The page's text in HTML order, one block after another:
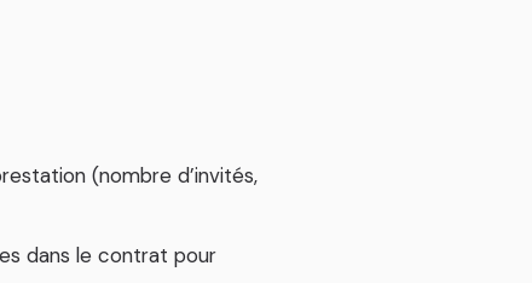
(nombre d’invités,
dans le contrat pour